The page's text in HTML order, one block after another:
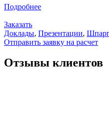
Подробнее
Заказать
Доклады, Презентации,
Отправить заявку на расчет
Отзывы клиентов